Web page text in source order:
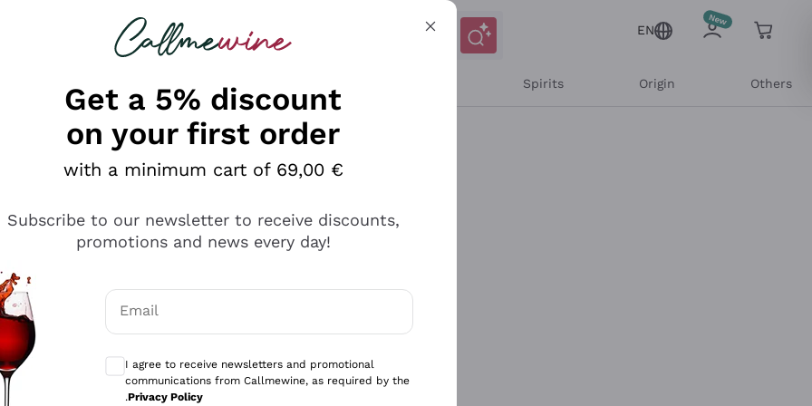
looking for
EN
Spirits Origin Others
Get a 5% discount
on your first order
with a minimum cart of 69,00 €
Subscribe to our newsletter to receive discounts,
promotions and news every day!
Email
I agree to receive newsletters and promotional
communications from Callmewine, as required by the
.Privacy Policy